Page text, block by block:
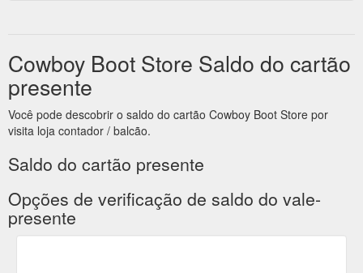
Cowboy Boot Store Saldo do cartão
presente
Você pode descobrir o saldo do cartão Cowboy Boot Store por
visita loja contador / balcão.
Saldo do cartão presente
Opções de verificação de saldo do vale-
presente